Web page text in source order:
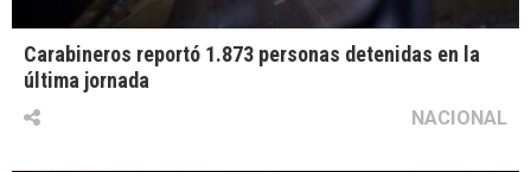
Carabineros reportó 1.873 personas detenidas en la
última jornada
NACIONAL